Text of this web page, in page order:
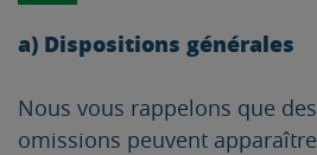
a) Dispositions générales
Nous vous rappelons que
omissions peuvent